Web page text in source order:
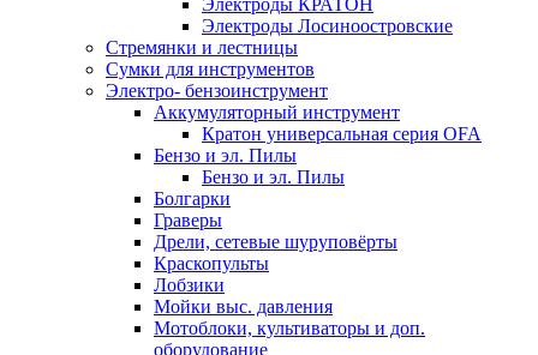
Электроды КРАТОН
Электроды Лосиноостровские
Стремянки и лестницы
Сумки для инструментов
Электро- бензоинструмент
Аккумуляторный инструмент
Кратон универсальная серия OFA
Бензо и эл. Пилы
Бензо и эл. Пилы
Болгарки
Граверы
Дрели, сетевые шуруповёрты
Краскопульты
Лобзики
Мойки выс. давления
Мотоблоки, культиваторы и доп.
оборудование